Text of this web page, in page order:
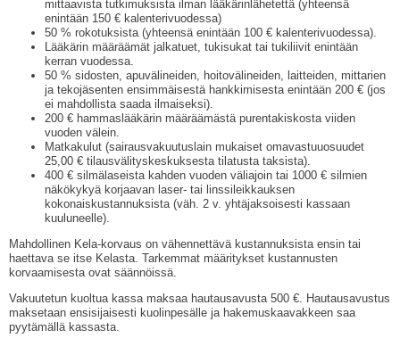
mittaavista tutkimuksista ilman lääkärinlähetettä (yhteensä
enintään 150 € kalenterivuodessa)
50 % rokotuksista (yhteensä enintään 100 € kalenterivuodessa).
Lääkärin määräämät jalkatuet, tukisukat tai tukiliivit enintään
kerran vuodessa.
50 % sidosten, apuvälineiden, hoitovälineiden, laitteiden, mittarien
ja tekojäsenten ensimmäisestä hankkimisesta enintään 200 € (jos
ei mahdollista saada ilmaiseksi).
200 € hammaslääkärin määräämästä purentakiskosta viiden
vuoden välein.
Matkakulut (sairausvakuutuslain mukaiset omavastuuosuudet
25,00 € tilausvälityskeskuksesta tilatusta taksista).
400 € silmälaseista kahden vuoden väliajoin tai 1000 € silmien
näkökykyä korjaavan laser- tai linssileikkauksen
kokonaiskustannuksista (väh. 2 v. yhtäjaksoisesti kassaan
kuuluneelle).
Mahdollinen Kela-korvaus on vähennettävä kustannuksista ensin tai
haettava se itse Kelasta. Tarkemmat määritykset kustannusten
korvaamisesta ovat säännöissä.
Vakuutetun kuoltua kassa maksaa hautausavusta 500 €. Hautausavustus
maksetaan ensisijaisesti kuolinpesälle ja hakemuskaavakkeen saa
pyytämällä kassasta.